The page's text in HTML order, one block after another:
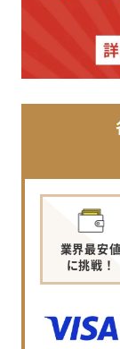
業界最安値
に挑戦！